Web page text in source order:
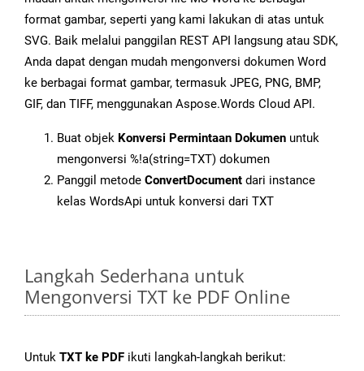
format gambar, seperti yang kami lakukan di atas untuk
SVG. Baik melalui panggilan REST API langsung atau SDK,
Anda dapat dengan mudah mengonversi dokumen Word
ke berbagai format gambar, termasuk JPEG, PNG, BMP,
GIF, dan TIFF, menggunakan Aspose.Words Cloud API.
Buat objek Konversi Permintaan Dokumen untuk
mengonversi %!a(string=TXT) dokumen
Panggil metode ConvertDocument dari instance
kelas WordsApi untuk konversi dari TXT
Langkah Sederhana untuk
Mengonversi TXT ke PDF Online
Untuk TXT ke PDF ikuti langkah-langkah berikut: